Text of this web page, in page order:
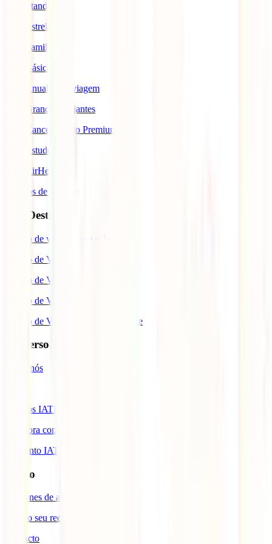
IATI Standard
IATI Estrela
IATI Familia
IATI Básico
IATI Anual Multiviagem
IATI Grandes Viajantes
IATI Cancelamento Premium
IATI Estudos
IATI AirHelp
Seguros de Viagem
Top Destinos
Seguro de viagem para o Japão
Seguro de Viagem para os EUA
Seguro de Viagem para o Brasil
Seguro de Viagem para Tailândia
Seguro de Viagem para Cabo Verde
Universo IATI
Sobre nós
Prémios IATI
Colabora com a IATI
Desconto IATI
Apoio
Telefones de assistência
Gerir o seu reembolso
Contacto